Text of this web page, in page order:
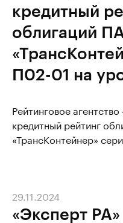
кредитный
облигаций
П02-01 на
Рейтинговое
кредитный рейтинг
«ТрансКонтейнер»
«Эксперт
29.11.2024